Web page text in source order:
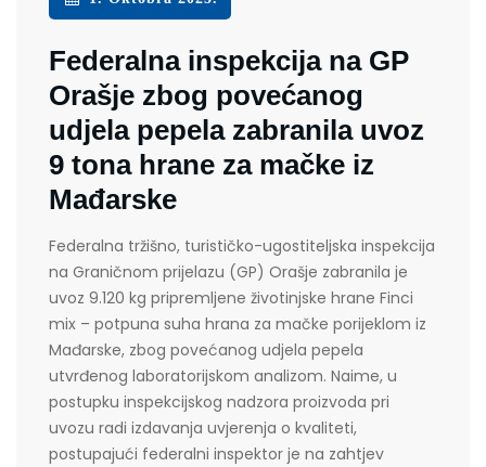
Federalna inspekcija na GP
Orašje zbog povećanog
udjela pepela zabranila uvoz
9 tona hrane za mačke iz
Mađarske
Federalna tržišno, turističko-ugostiteljska inspekcija
na Graničnom prijelazu (GP) Orašje zabranila je
uvoz 9.120 kg pripremljene životinjske hrane Finci
mix – potpuna suha hrana za mačke porijeklom iz
Mađarske, zbog povećanog udjela pepela
utvrđenog laboratorijskom analizom. Naime, u
postupku inspekcijskog nadzora proizvoda pri
uvozu radi izdavanja uvjerenja o kvaliteti,
postupajući federalni inspektor je na zahtjev